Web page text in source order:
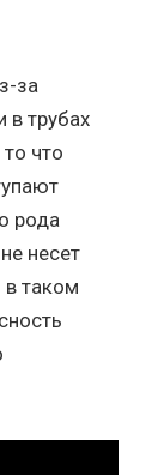
за
в трубах
что
рода
несет
в таком